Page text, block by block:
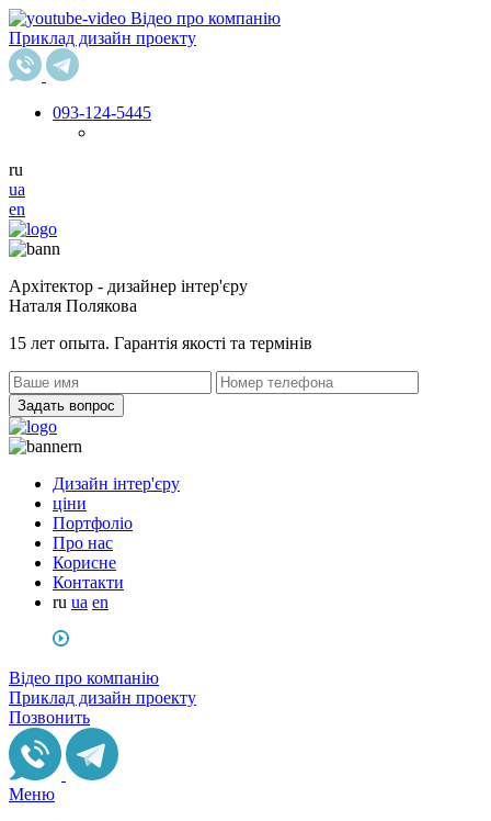
Відео про компанію
Приклад дизайн проекту
093-124-5445
ru
ua
en
Архітектор - дизайнер інтер'єру
Наталя Полякова
15 лет опыта. Гарантія якості та термінів
Задать вопрос
Дизайн інтер'єру
ціни
Портфоліо
Про нас
Корисне
Контакти
ru ua en
Відео про компанію
Приклад дизайн проекту
Позвонить
Меню